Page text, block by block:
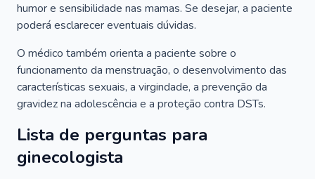
humor e sensibilidade nas mamas. Se desejar, a paciente
poderá esclarecer eventuais dúvidas.
O médico também orienta a paciente sobre o
funcionamento da menstruação, o desenvolvimento das
características sexuais, a virgindade, a prevenção da
gravidez na adolescência e a proteção contra DSTs.
Lista de perguntas para
ginecologista